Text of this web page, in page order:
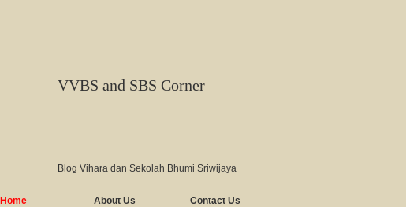
VVBS and SBS Corner
Blog Vihara dan Sekolah Bhumi Sriwijaya
Home About Us Contact Us